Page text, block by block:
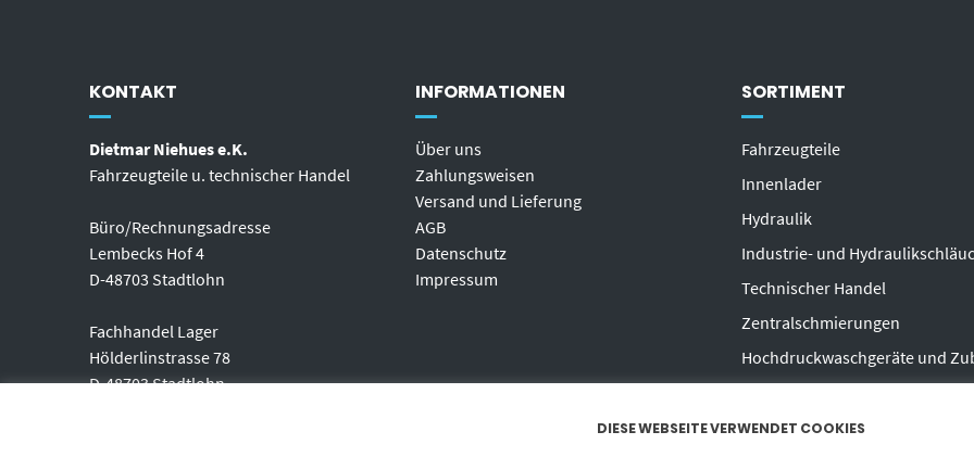
KONTAKT
Dietmar Niehues e.K.
Fahrzeugteile u. technischer Handel
Büro/Rechnungsadresse
Lembecks Hof 4
D-48703 Stadtlohn
Fachhandel Lager
Hölderlinstrasse 78
D-48703 Stadtlohn
INFORMATIONEN
Über uns
Zahlungsweisen
Versand und Lieferung
AGB
Datenschutz
Impressum
SORTIMENT
Fahrzeugteile
Innenlader
Hydraulik
Industrie- und
Technischer Handel
Zentralschmierungen
Hochdruckwaschgeräte und
DIESE WEBSEITE VERWENDET COOKIES